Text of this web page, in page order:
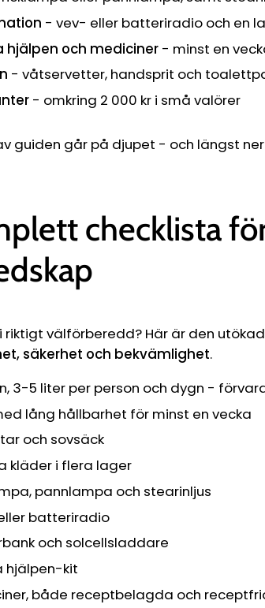
- vev- eller batteriradio och en
hjälpen och mediciner - minst en
- våtservetter, handsprit och
- omkring 2 000 kr i små valörer
guiden går på djupet - och längst
checklista
riktigt välförberedd? Här är den
säkerhet och bekvämlighet.
3-5 liter per person och dygn -
lång hållbarhet för minst en vecka
och sovsäck
kläder i flera lager
pannlampa och stearinljus
batteriradio
och solcellsladdare
hjälpen-kit
både receptbelagda och